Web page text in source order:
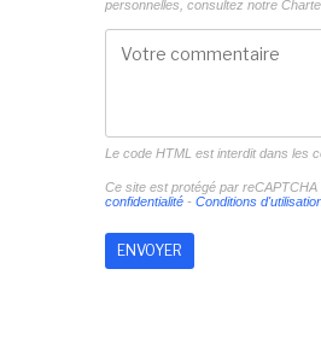
personnelles, consultez notre
Le code HTML est interdit dans les
Ce site est protégé par reCAPTCHA
confidentialité- Conditions